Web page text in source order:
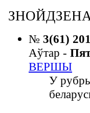
№ 3(61)
Аўтар -
ВЕРШЫ
У